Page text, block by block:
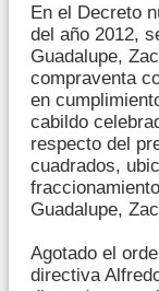
En el Decreto
del año 2012,
Guadalupe,
compraventa
en
cabildo
respecto del
cuadrados,
Guadalupe,
Agotado el
directiva